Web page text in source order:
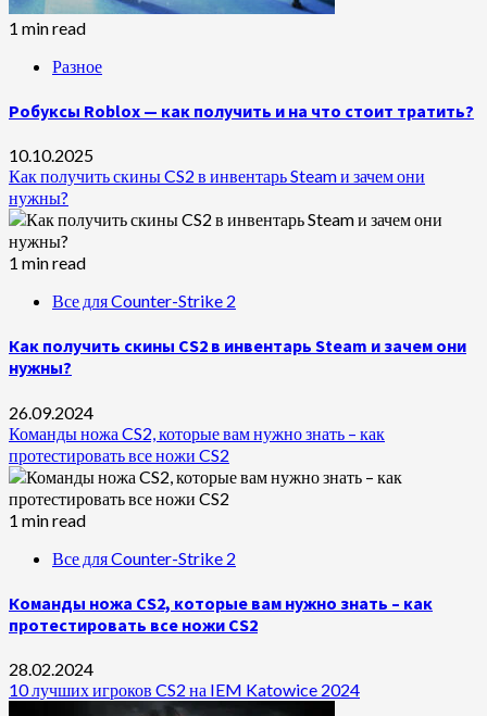
1 min read
Разное
Робуксы Roblox — как получить и на что стоит тратить?
10.10.2025
Как получить скины CS2 в инвентарь Steam и зачем они
нужны?
1 min read
Все для Counter-Strike 2
Как получить скины CS2 в инвентарь Steam и зачем они
нужны?
26.09.2024
Команды ножа CS2, которые вам нужно знать – как
протестировать все ножи CS2
1 min read
Все для Counter-Strike 2
Команды ножа CS2, которые вам нужно знать – как
протестировать все ножи CS2
28.02.2024
10 лучших игроков CS2 на IEM Katowice 2024